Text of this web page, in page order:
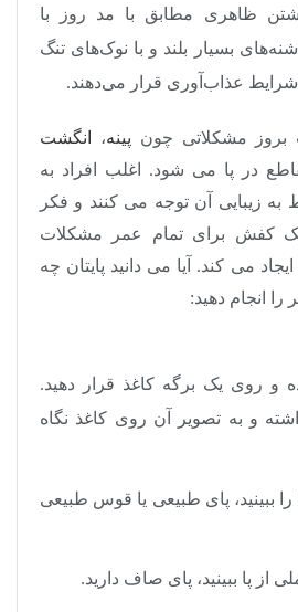
ظاهری مطابق با مد روز با
بسیار بلند و با نوک‌های تنگ
شرایط عذاب‌‌آوری قرار می‌دهند.
مشکلاتی چون پینه،
انگشت
در پا می شود. اغلب افراد به
زیبایی آن توجه می کنند و فکر
کفش برای تمام عمر مشکلات
می کند. آیا می دانید پایتان چه
انجام دهید:
و روی یک برگه کاغذ قرار دهید.
و به تصویر آن روی کاغذ نگاه
ببینید، پای طبیعی یا قوس طبیعی
از پا ببینید، پای صاف دارید.